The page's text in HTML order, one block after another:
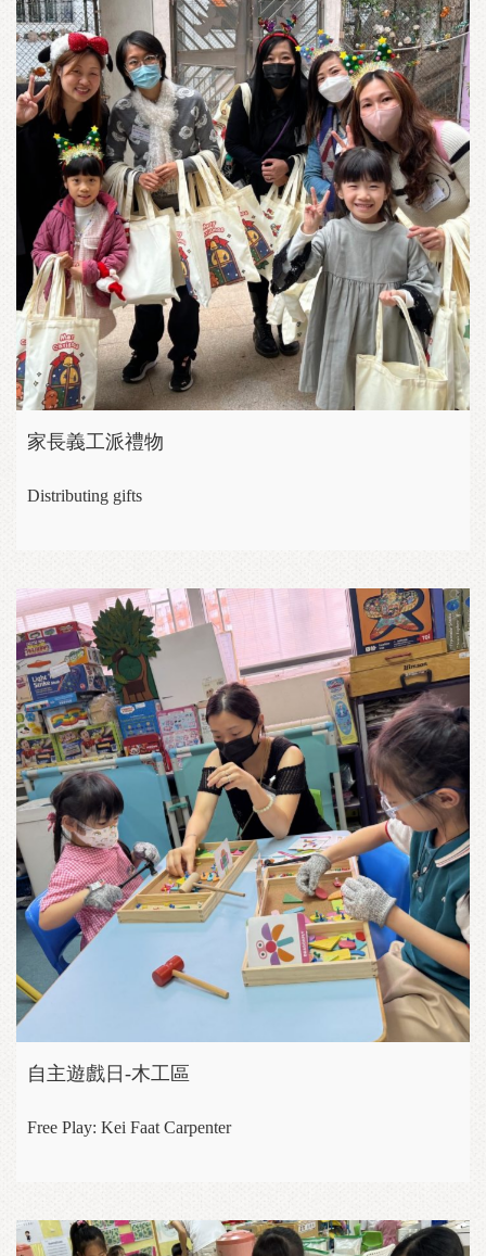
家長義工派禮物
Distributing gifts
自主遊戲日-木工區
Free Play: Kei Faat Carpenter